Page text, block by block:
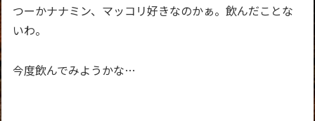
つーかナナミン、マッコリ好きなのかぁ。飲んだことな
いわ。
今度飲んでみようかな…